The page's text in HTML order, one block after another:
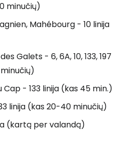
minučių)
Mahébourg - 10 linija
Galets - 6, 6A, 10, 133, 197
Cap - 133 linija (kas 45 min.)
linija (kas 20-40 minučių)
(kartą per valandą)